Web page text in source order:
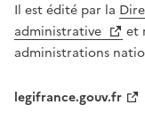
Il est édité par la
administrative
et
administrations
legifrance.gouv.fr